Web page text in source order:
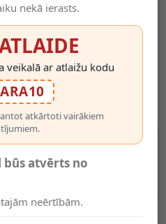
nekā ierasts.
veikalā ar atlaižu kodu
atkārtoti vairākiem
būs atvērts no
neērtībām.